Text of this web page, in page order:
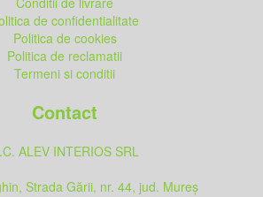
de confidentialitate
Politica de cookies
Politica de reclamatii
Termeni si conditii
Contact
ALEV INTERIOS SRL
Strada Gării, nr. 44, jud. Mureș